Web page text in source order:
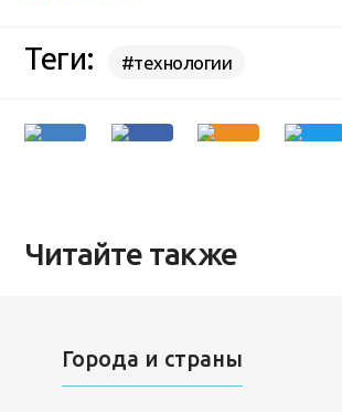
Теги: #технологии
Читайте также
Города и страны